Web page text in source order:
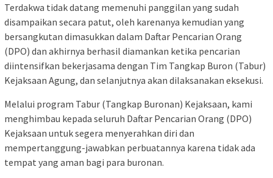
Terdakwa tidak datang memenuhi panggilan yang sudah
disampaikan secara patut, oleh karenanya kemudian yang
bersangkutan dimasukkan dalam Daftar Pencarian Orang
(DPO) dan akhirnya berhasil diamankan ketika pencarian
diintensifkan bekerjasama dengan Tim Tangkap Buron (Tabur)
Kejaksaan Agung, dan selanjutnya akan dilaksanakan eksekusi.
Melalui program Tabur (Tangkap Buronan) Kejaksaan, kami
menghimbau kepada seluruh Daftar Pencarian Orang (DPO)
Kejaksaan untuk segera menyerahkan diri dan
mempertanggung-jawabkan perbuatannya karena tidak ada
tempat yang aman bagi para buronan.